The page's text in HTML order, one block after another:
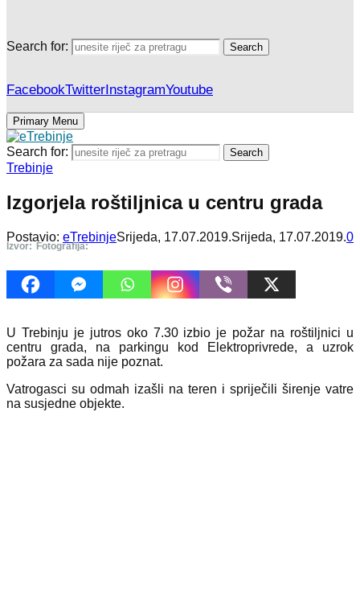
Search for: Search
FacebookTwitterInstagramYoutube
Primary Menu
Search for: Search
Trebinje
Izgorjela roštiljnica u centru grada
Postavio: eTrebinjeSrijeda, 17.07.2019.Srijeda, 17.07.2019.0
Izvor: Fotografija:
U Trebinju je jutros oko 7.30 izbio je požar na roštiljnici u
centru grada, na parkingu kod Elektroprivrede, a uzrok
požara za sada nije poznat.
Vatrogasci su odmah izašli na teren i spriječili širenje vatre
na susjedne objekte.